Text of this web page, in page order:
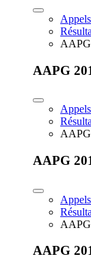
AAPG
AAPG
AAPG